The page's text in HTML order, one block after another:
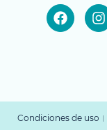
Condiciones de uso